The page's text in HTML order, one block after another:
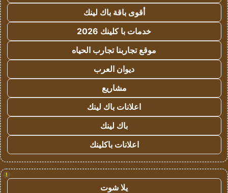
أقوى باقة باك لينك
خدمات با كلينك 2026
موقع تجاربنا تجارب الحياه
ديوان العرب
مشاريع
اعلانات باك لينك
باك لينك
اعلانات باكلينك
!
يلا شوت